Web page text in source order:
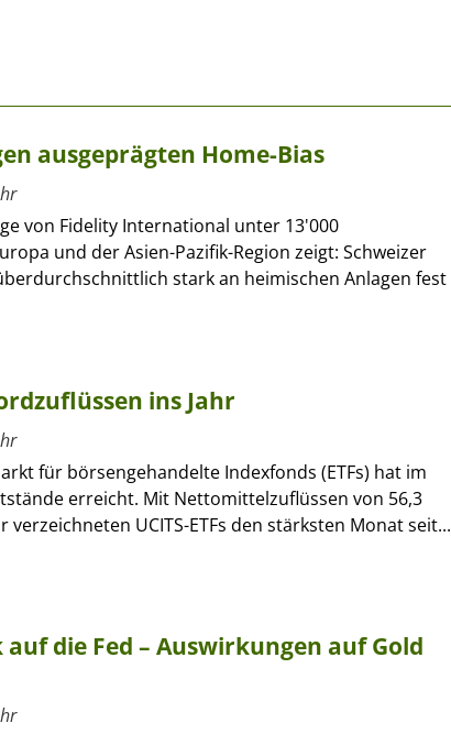
ausgeprägten Home-Bias
von Fidelity International unter 13'000
und der Asien-Pazifik-Region zeigt: Schweizer
stark an heimischen Anlagen fest
ins Jahr
für börsengehandelte Indexfonds (ETFs) hat im
erreicht. Mit Nettomittelzuflüssen von 56,3
verzeichneten UCITS-ETFs den stärksten Monat seit...
die Fed – Auswirkungen auf Gold